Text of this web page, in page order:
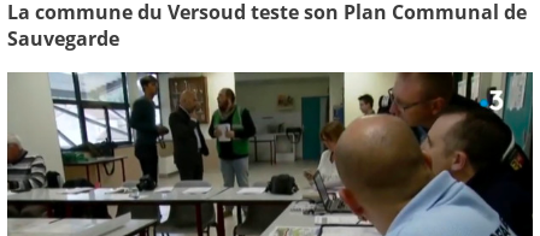
La commune du Versoud teste son Plan Communal de
Sauvegarde